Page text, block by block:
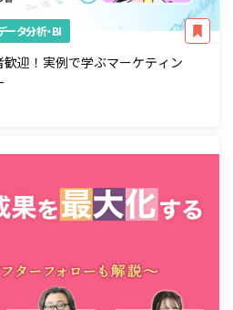
ータ分析・BI
歓迎！実例で学ぶマーケティン